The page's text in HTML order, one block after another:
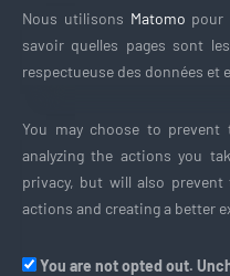
Nous utilisons Matomo pour
savoir quelles pages sont
respectueuse des données et
You may choose to prevent
analyzing the actions you
privacy, but will also
actions and creating a better
You are not opted out.